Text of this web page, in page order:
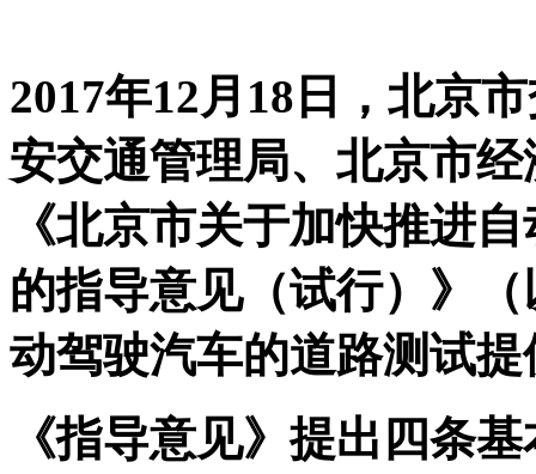
2017年12月 18 日，北京
安交通管理局、北京市
《北京市关于加快推进
的指导意见（试行）》
动驾驶汽车的道路测试
《指导意见》提出四条